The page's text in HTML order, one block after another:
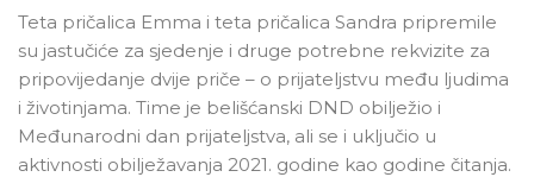
Teta pričalica Emma i teta pričalica Sandra pripremile
su jastučiće za sjedenje i druge potrebne rekvizite za
pripovijedanje dvije priče – o prijateljstvu među ljudima
i životinjama. Time je belišćanski DND obilježio i
Međunarodni dan prijateljstva, ali se i uključio u
aktivnosti obilježavanja 2021. godine kao godine čitanja.